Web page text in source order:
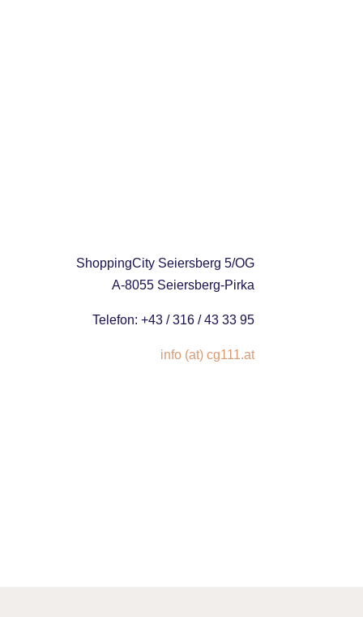
ShoppingCity Seiersberg 5/OG
A-8055 Seiersberg-Pirka
Telefon: +43 / 316 / 43 33 95
info (at) cg111.at